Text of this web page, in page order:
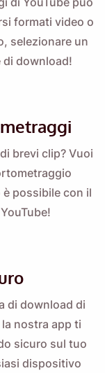
formati video o
selezionare un
di download!
brevi clip? Vuoi
possibile con il
di download di
nostra app ti
sicuro sul tuo
dispositivo
nostraInformativa